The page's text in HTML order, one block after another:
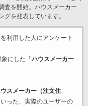
査を開始。ハウスメーカー
グを発表しています。
利用した 人にアンケート
にした「ハウスメーカー
スメーカー（注文住
った、実際のユーザーの